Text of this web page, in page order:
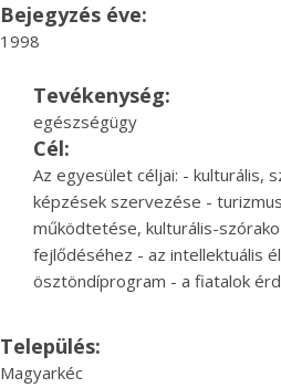
Bejegyzés éve:
1998
Tevékenység:
egészségügy
Cél:
Az egyesület céljai: - kulturális,
képzések szervezése -
működtetése, kulturális-
fejlődéséhez - az intellektuális
ösztöndíprogram - a fiatalok
Település:
Magyarkéc